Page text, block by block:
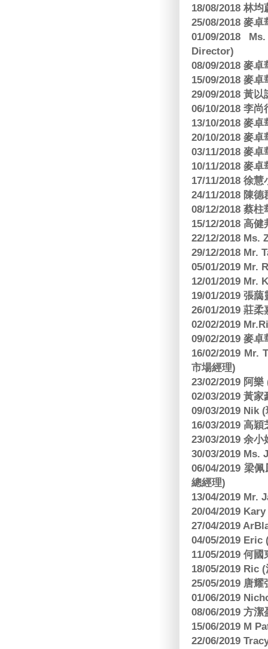
18/08/2018 林
25/08/2018 麥
01/09/2018
Director)
08/09/2018 麥
15/09/2018 麥
29/09/2018 黃
06/10/2018 李
13/10/2018 麥
20/10/2018 麥
03/11/2018 麥
10/11/2018 麥
17/11/2018 徐
24/11/2018 陳
08/12/2018 蔡
15/12/2018 高
22/12/2018 Ms.
29/12/2018 Mr.
05/01/2019 Mr.
12/01/2019 Mr.
19/01/2019 張
26/01/2019 莊
02/02/2019
09/02/2019 麥
16/02/2019 Mr.
市場經理)
23/02/2019 阿
02/03/2019 黃
09/03/2019 Nik
16/03/2019 高
23/03/2019 余
30/03/2019 Ms.
06/04/2019 梁
總經理)
13/04/2019 Mr.
20/04/2019
27/04/2019
04/05/2019 Eric
11/05/2019 何
18/05/2019 Ric
25/05/2019 唐
01/06/2019
08/06/2019 方
15/06/2019 M
22/06/2019